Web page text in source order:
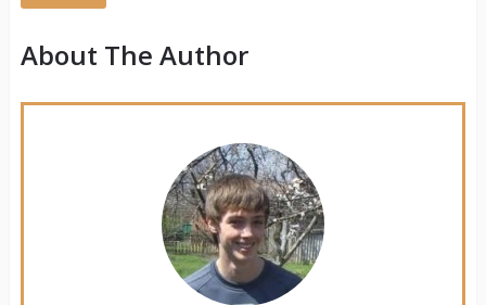
About The Author